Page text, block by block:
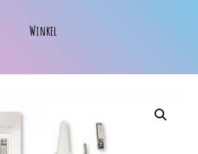
Winkel